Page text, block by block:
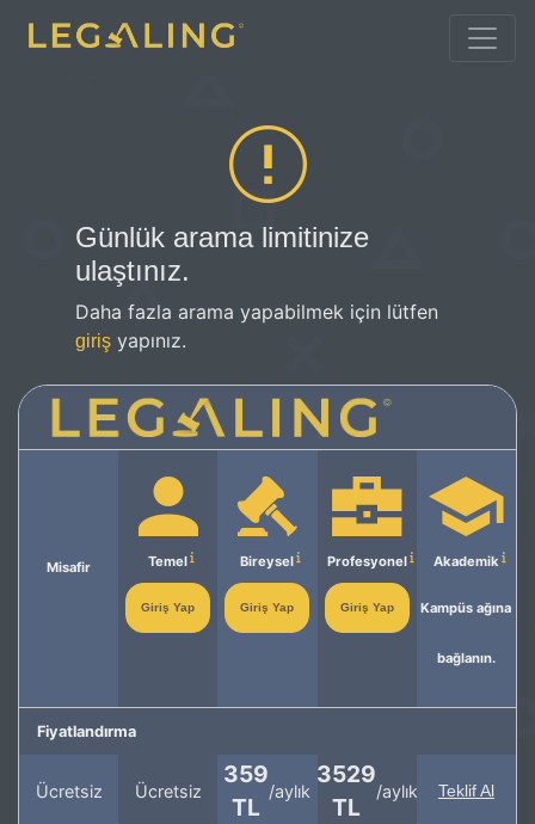
Günlük arama limitinize
ulaştınız.
Daha fazla arama yapabilmek için lütfen
giriş yapınız.
Misafir Temel
Giriş Yap
Bireysel
Giriş Yap
Profesyonel
Giriş Yap
Akademik
Kampüs ağına
bağlanın.
Fiyatlandırma
Ücretsiz Ücretsiz
359
TL
/aylık
3529
TL
/aylık Teklif Al